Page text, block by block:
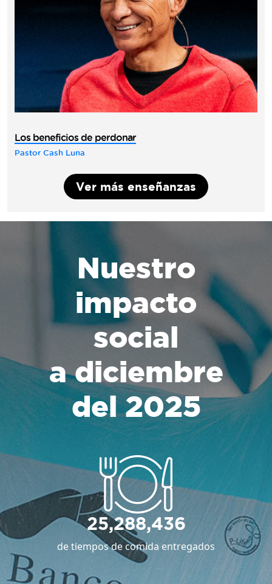
Los beneficios de perdonar
Pastor Cash Luna
Ver más enseñanzas
Nuestro
impacto
social
a diciembre
del 2025
25,288,436
de tiempos de comida entregados